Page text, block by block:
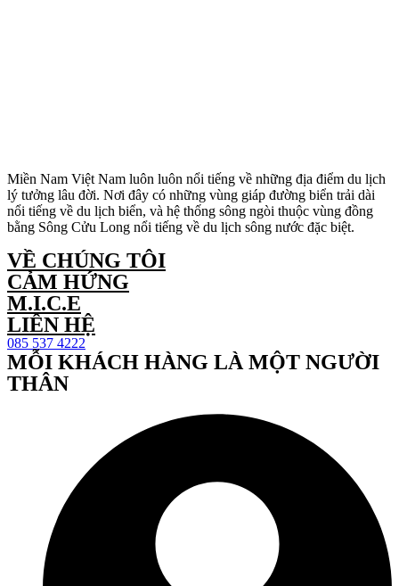
Miền Nam Việt Nam luôn luôn nổi tiếng về những địa điểm du lịch
lý tưởng lâu đời. Nơi đây có những vùng giáp đường biển trải dài
nổi tiếng về du lịch biển, và hệ thống sông ngòi thuộc vùng đồng
bằng Sông Cửu Long nổi tiếng về du lịch sông nước đặc biệt.
VỀ CHÚNG TÔI
CẢM HỨNG
M.I.C.E
LIÊN HỆ
085 537 4222
MỖI KHÁCH HÀNG LÀ MỘT NGƯỜI
THÂN